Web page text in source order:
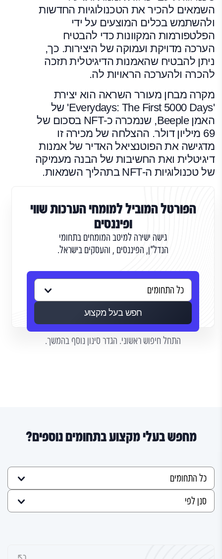
השמאים להכיר את הטכנולוגיות החדשות
ולהשתמש בכלים המוצעים על ידי
הפלטפורמות המקוונות כדי להבטיח
הערכה מדויקת ועמוקה של היצירות. כך,
ניתן להבטיח שהאמנות הדיגיטלית תזכה
להכרה ולהערכה הראויות לה.
מקרה מבחן מעורר השראה הוא יצירת
'Everydays: The First 5000 Days' של
האמן Beeple, שנמכרה כ-NFT בסכום של
69 מיליון דולר. ההצלחה של מכירה זו
מדגישה את הפוטנציאל האדיר של אמנות
דיגיטלית ואת החשיבות של הבנה מעמיקה
של טכנולוגיות ה-NFT בתהליך השמאות.
הפורטל המוביל למומחי הערכות שווי
ופיננסים
גישה ישירה למיטב המומחים בתחומי
הנדל"ן, הפיננסים , והעסקים בישראל.
חפש בעל מקצוע
התחל חיפוש ראשוני. הגדר סינון נוסף בהמשך.
מחפש בעלי מקצוע בתחומים נוספים?